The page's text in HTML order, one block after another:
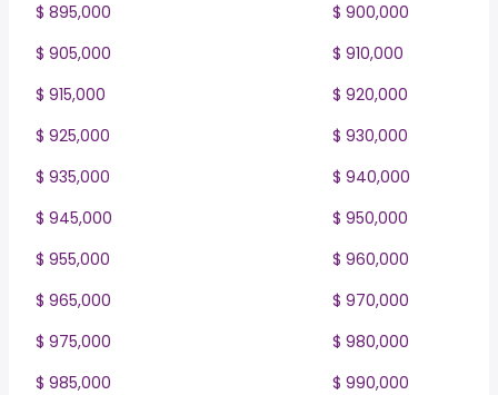
$ 895,000
$ 900,000
$ 905,000
$ 910,000
$ 915,000
$ 920,000
$ 925,000
$ 930,000
$ 935,000
$ 940,000
$ 945,000
$ 950,000
$ 955,000
$ 960,000
$ 965,000
$ 970,000
$ 975,000
$ 980,000
$ 985,000
$ 990,000